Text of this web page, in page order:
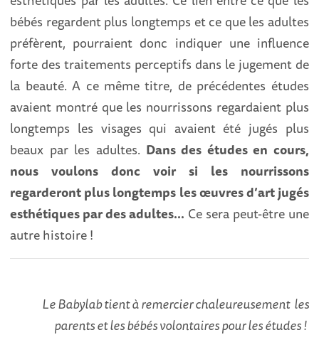
bébés regardent plus longtemps et ce que les adultes
préfèrent, pourraient donc indiquer une influence
forte des traitements perceptifs dans le jugement de
la beauté. A ce même titre, de précédentes études
avaient montré que les nourrissons regardaient plus
longtemps les visages qui avaient été jugés plus
beaux par les adultes. Dans des études en cours,
nous voulons donc voir si les nourrissons
regarderont plus longtemps les œuvres d’art jugés
esthétiques par des adultes… Ce sera peut-être une
autre histoire !
Le Babylab tient à remercier chaleureusement les
parents et les bébés volontaires pour les études !